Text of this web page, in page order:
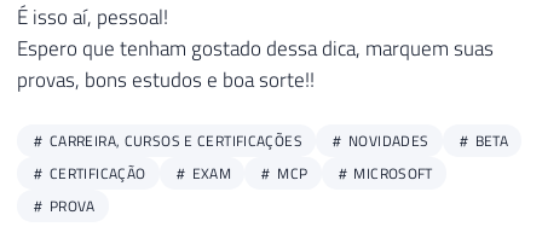
É isso aí, pessoal!
Espero que tenham gostado dessa dica, marquem suas
provas, bons estudos e boa sorte!!
CARREIRA, CURSOS E CERTIFICAÇÕES NOVIDADES
BETA
CERTIFICAÇÃO
EXAM MCP
MICROSOFT
PROVA